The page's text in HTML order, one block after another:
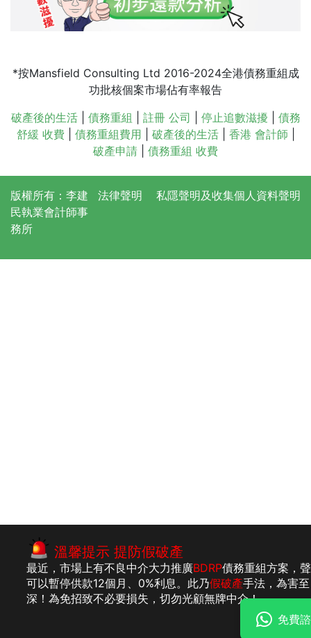
*按Mansfield Consulting Ltd 2016-2024全港債務重組成
功批核個案市場佔有率報告
破產後的生活| 債務重組 註冊 公司 停止追數滋擾
債務
舒緩 收費| 債務重組費用 破產後的生活| 香港 會計師
破產申請
債務重組 收費
法律聲明 私隱聲明及收集個人資料聲明
版權所有：李建
民執業會計師事
務所
免費
溫馨提示 提防假破產
最近，市場上有不良中介大力推廣BDRP債務重組方案，
可以暫停供款12個月、0%利息。此乃假破產手法，為害至
深！為免招致不必要損失，切勿光顧無牌中介！
明